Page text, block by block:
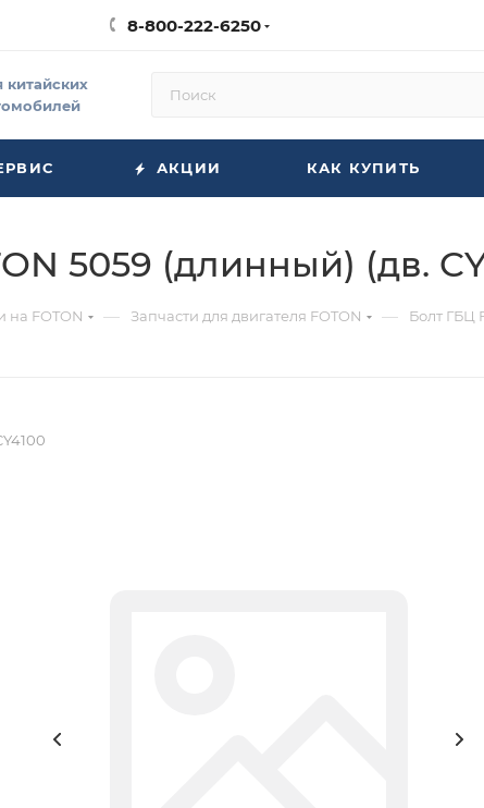
8-800-222-6250
китайских
АКЦИИ КАК КУПИТЬ
5059 (длинный) (дв.
на FOTON — Запчасти для двигателя FOTON — Болт ГБЦ